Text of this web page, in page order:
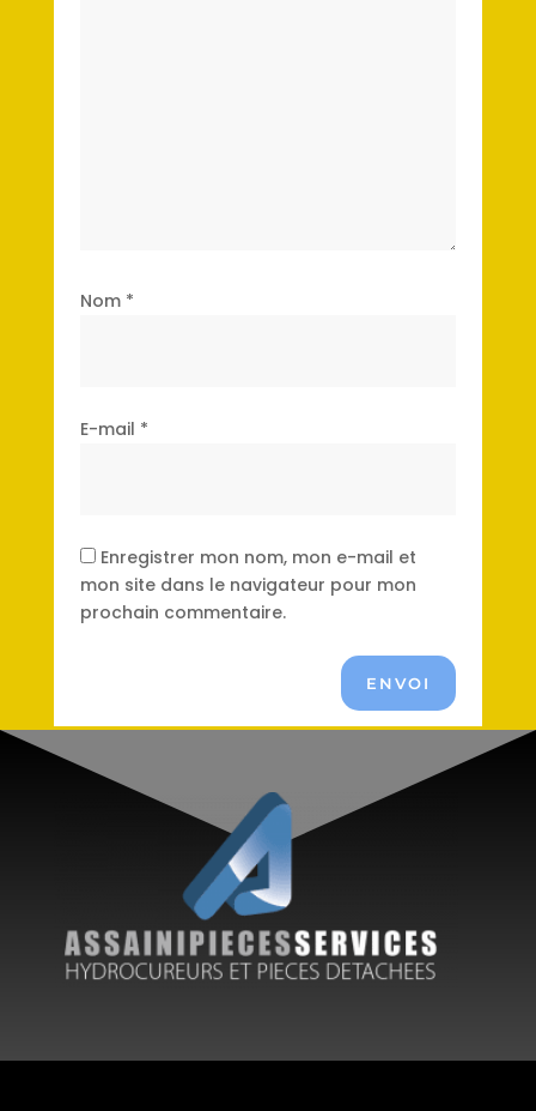
Nom *
E-mail *
Enregistrer mon nom, mon e-mail et
mon site dans le navigateur pour mon
prochain commentaire.
ENVOI